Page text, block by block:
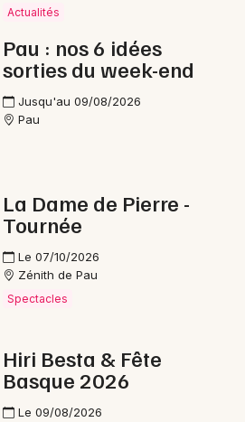
Pyrénées-Atlantiques
Actualités
Pau : nos 6 idées
sorties du week-end
Jusqu'au 09/08/2026
Pau
La Dame de Pierre -
Tournée
Le 07/10/2026
Zénith de Pau
Spectacles
Hiri Besta & Fête
Basque 2026
Le 09/08/2026